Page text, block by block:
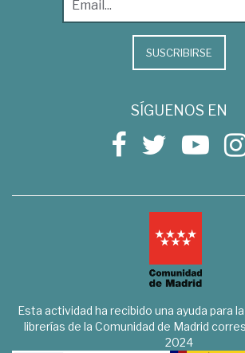
SUSCRIBIRSE
SÍGUENOS EN
Esta actividad ha recibido una ayuda para
librerías de la Comunidad de Madrid
2024